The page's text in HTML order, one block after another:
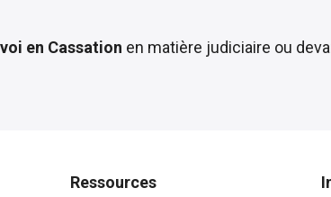
en Cassation en matière judiciaire ou
Ressources